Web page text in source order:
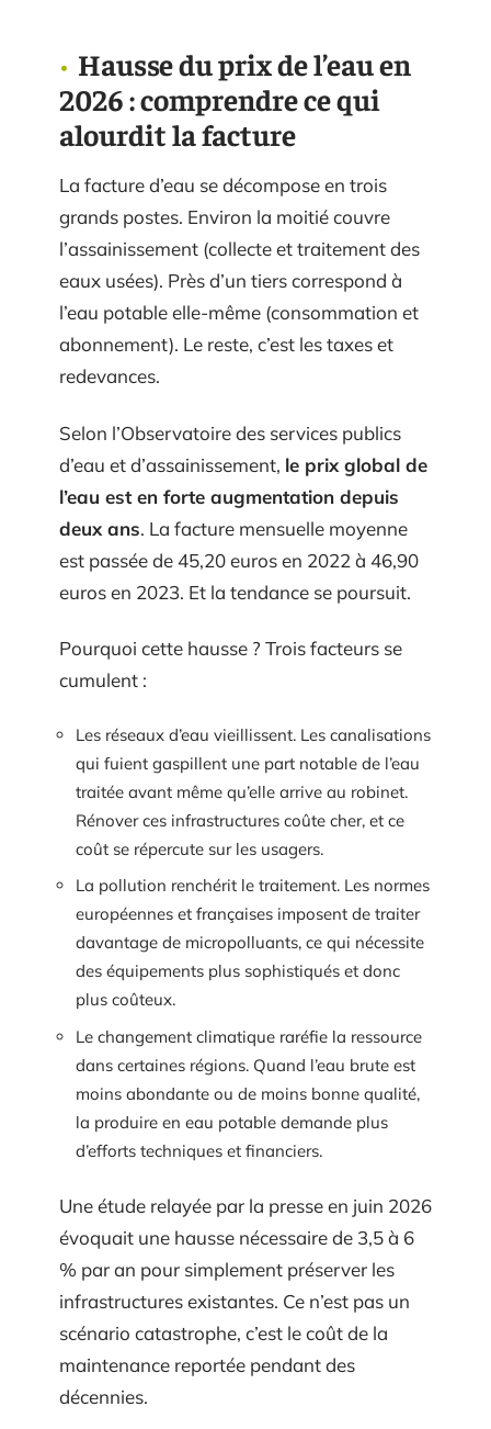
Hausse du prix de l’eau en
2026 : comprendre ce qui
alourdit la facture
La facture d’eau se décompose en trois
grands postes. Environ la moitié couvre
l’assainissement (collecte et traitement des
eaux usées). Près d’un tiers correspond à
l’eau potable elle-même (consommation et
abonnement). Le reste, c’est les taxes et
redevances.
Selon l’Observatoire des services publics
d’eau et d’assainissement, le prix global de
l’eau est en forte augmentation depuis
deux ans. La facture mensuelle moyenne
est passée de 45,20 euros en 2022 à 46,90
euros en 2023. Et la tendance se poursuit.
Pourquoi cette hausse ? Trois facteurs se
cumulent :
Les réseaux d’eau vieillissent. Les canalisations
qui fuient gaspillent une part notable de l’eau
traitée avant même qu’elle arrive au robinet.
Rénover ces infrastructures coûte cher, et ce
coût se répercute sur les usagers.
La pollution renchérit le traitement. Les normes
européennes et françaises imposent de traiter
davantage de micropolluants, ce qui nécessite
des équipements plus sophistiqués et donc
plus coûteux.
Le changement climatique raréfie la ressource
dans certaines régions. Quand l’eau brute est
moins abondante ou de moins bonne qualité,
la produire en eau potable demande plus
d’efforts techniques et financiers.
Une étude relayée par la presse en juin 2026
évoquait une hausse nécessaire de 3,5 à 6
% par an pour simplement préserver les
infrastructures existantes. Ce n’est pas un
scénario catastrophe, c’est le coût de la
maintenance reportée pendant des
décennies.